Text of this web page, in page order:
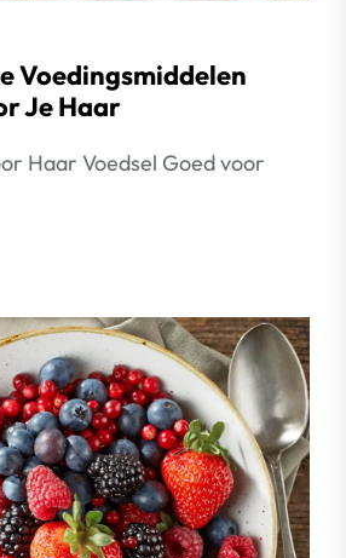
Voedingsmiddelen
Je Haar
Haar Voedsel Goed voor